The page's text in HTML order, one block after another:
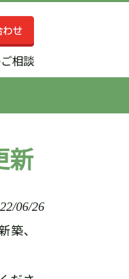
相談
新
06/26
築、